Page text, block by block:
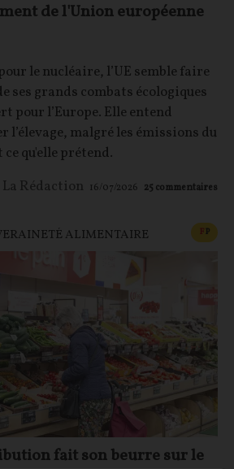
de l'Union européenne
le nucléaire, l’UE semble faire
ses grands combats écologiques
pour l’Europe. Elle entend
l’élevage, malgré les émissions du
qu'elle prétend.
La Rédaction 16/07/2026 25 commentaires
ALIMENTAIRE FP
fait son beurre sur le